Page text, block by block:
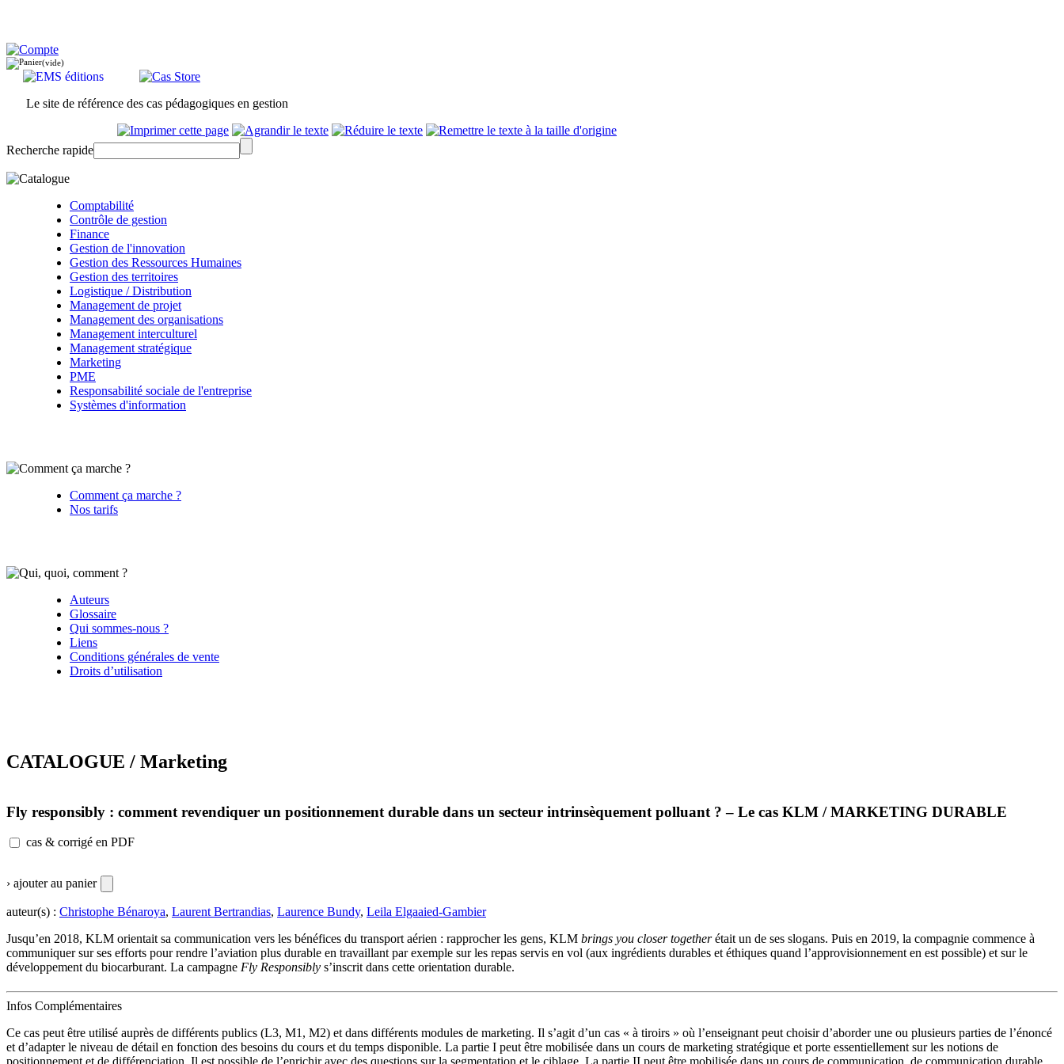
(vide)
Le site de référence des cas pédagogiques en gestion
Recherche rapide
Comptabilité
Contrôle de gestion
Finance
Gestion de l'innovation
Gestion des Ressources Humaines
Gestion des territoires
Logistique / Distribution
Management de projet
Management des organisations
Management interculturel
Management stratégique
Marketing
PME
Responsabilité sociale de l'entreprise
Systèmes d'information
Comment ça marche ?
Nos tarifs
Auteurs
Glossaire
Qui sommes-nous ?
Liens
Conditions générales de vente
Droits d’utilisation
CATALOGUE / Marketing
Fly responsibly : comment revendiquer un positionnement durable dans un secteur intrinsèquement polluant ? – Le cas KLM / MARKETING DURABLE
cas & corrigé en PDF
› ajouter au panier
auteur(s) : Christophe Bénaroya, Laurent Bertrandias, Laurence Bundy, Leila Elgaaied-Gambier
Jusqu’en 2018, KLM orientait sa communication vers les bénéfices du transport aérien : rapprocher les gens, KLM brings you closer togetherétait un de ses slogans. Puis en 2019, la compagnie commence à
communiquer sur ses efforts pour rendre l’aviation plus durable en travaillant par exemple sur les repas servis en vol (aux ingrédients durables et éthiques quand l’approvisionnement en est possible) et sur le
développement du biocarburant. La campagne Fly Responsibly s’inscrit dans cette orientation durable.
Infos Complémentaires
Ce cas peut être utilisé auprès de différents publics (L3, M1, M2) et dans différents modules de marketing. Il s’agit d’un cas « à tiroirs » où l’enseignant peut choisir d’aborder une ou plusieurs parties de l’énoncé
et d’adapter le niveau de détail en fonction des besoins du cours et du temps disponible. La partie I peut être mobilisée dans un cours de marketing stratégique et porte essentiellement sur les notions de